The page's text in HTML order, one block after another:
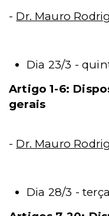
- Dr. Mauro
Dia 23/3 -
Artigo 1-6:
gerais
- Dr. Mauro
Dia 28/3 -